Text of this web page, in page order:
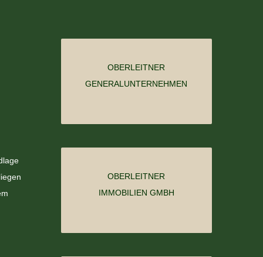
OBERLEITNER
GENERALUNTERNEHMEN
OBERLEITNER
IMMOBILIEN GMBH